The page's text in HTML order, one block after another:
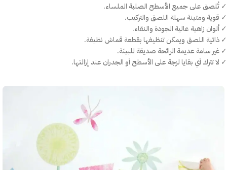
✓ تُلصق على جميع الأسطح الصلبة الملساء.
✓ قوية ومتينة سهلة اللصق والتركيب.
✓ ألوان زاهية عالية الجودة والنقاء.
✓ ذاتية اللصق ويمكن تنظيفها بقطعة قماش نظيفة.
✓ غير سامة عديمة الرائحة صديقة للبيئة.
✓ لا تترك أي بقايا لزجة على الأسطح أو الجدران عند إزالتها.